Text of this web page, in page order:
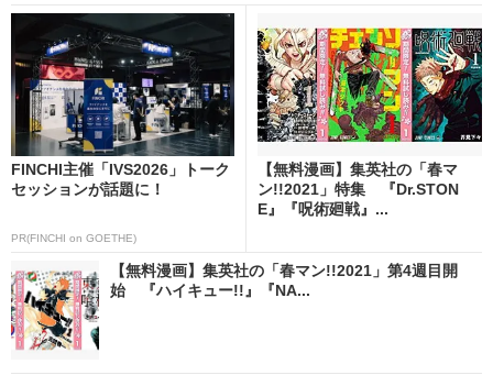
FINCHI主催「IVS2026」トーク
セッションが話題に！
PR(FINCHI on GOETHE)
【無料漫画】集英社の「春マ
ン!!2021」特集 『Dr.STON
E』『呪術廻戦』...
【無料漫画】集英社の「春マン!!2021」第4週目開
始 『ハイキュー!!』『NA...